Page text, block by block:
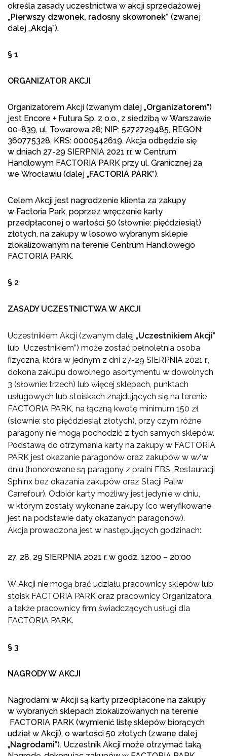
określa zasady uczestnictwa w akcji sprzedażowej
„Pierwszy dzwonek, radosny skowronek” (zwanej
dalej „Akcją”).
§ 1
ORGANIZATOR AKCJI
Organizatorem Akcji (zwanym dalej „Organizatorem”)
jest Encore + Futura Sp. z o.o., z siedzibą w Warszawie
00-839, ul. Towarowa 28; NIP: 5272729485, REGON:
360775328, KRS: 0000542619. Akcja odbędzie się
w dniach 27-29 SIERPNIA 2021 r.r. w Centrum
Handlowym FACTORIA PARK przy ul. Granicznej 2a
we Wrocławiu (dalej „FACTORIA PARK”).
Celem Akcji jest nagrodzenie klienta za zakupy
w Factoria Park, poprzez wręczenie karty
przedpłaconej o wartości 50 (słownie: pięćdziesiąt)
złotych, na zakupy w losowo wybranym sklepie
zlokalizowanym na terenie Centrum Handlowego
FACTORIA PARK.
§ 2
ZASADY UCZESTNICTWA W AKCJI
Uczestnikiem Akcji (zwanym dalej „Uczestnikiem Akcji”
lub „Uczestnikiem”) może zostać pełnoletnia osoba
fizyczna, która w jednym z dni 27-29 SIERPNIA 2021 r.,
dokona zakupu dowolnego asortymentu w dowolnych
3 (słownie: trzech) lub więcej sklepach, punktach
usługowych lub stoiskach znajdujących się na terenie
FACTORIA PARK, na łączną kwotę minimum 150 zł
(słownie: sto pięćdziesiąt złotych), przy czym różne
paragony nie mogą pochodzić z tych samych sklepów.
Podstawą do otrzymania karty na zakupy w FACTORIA
PARK jest okazanie paragonów oraz zakupów w w/w
dniu (honorowane są paragony z pralni EBS, Restauracji
Sphinx bez okazania zakupów oraz Stacji Paliw
Carrefour). Odbiór karty możliwy jest jedynie w dniu,
w którym zostały wykonane zakupy (co weryfikowane
jest na podstawie daty okazanych paragonów).
Akcja prowadzona jest w następujących godzinach:
27, 28, 29 SIERPNIA 2021 r. w godz. 12:00 – 20:00
W Akcji nie mogą brać udziału pracownicy sklepów lub
stoisk FACTORIA PARK oraz pracownicy Organizatora,
a także pracownicy firm świadczących usługi dla
FACTORIA PARK.
§ 3
NAGRODY W AKCJI
Nagrodami w Akcji są karty przedpłacone na zakupy
w wybranych sklepach zlokalizowanych na terenie
FACTORIA PARK (wymienić listę sklepów biorących
udział w Akcji), o wartości 50 złotych (zwane dalej
„Nagrodami”). Uczestnik Akcji może otrzymać taką